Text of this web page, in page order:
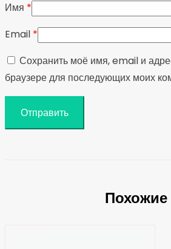
Имя *
Email *
Сохранить моё имя, email и
браузере для последующих моих
Похожие